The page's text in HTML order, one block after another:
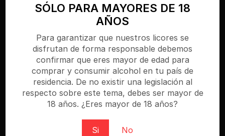
SÓLO PARA MAYORES DE 18
AÑOS
Para garantizar que nuestros licores se
disfrutan de forma responsable debemos
confirmar que eres mayor de edad para
comprar y consumir alcohol en tu país de
residencia. De no existir una legislación al
respecto sobre este tema, debes ser mayor de
18 años. ¿Eres mayor de 18 años?
Si No
Bebidasencasa.com es una tienda online
vino, sidra, bebidas espirituosas y bebidas «ready
to drink». Regístrate y compra al mejor precio.
Categorías